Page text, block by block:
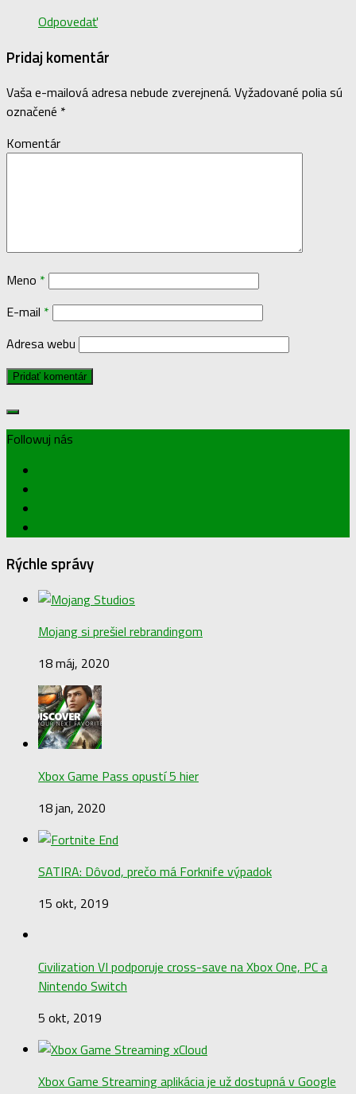
Odpovedať
Pridaj komentár
Vaša e-mailová adresa nebude zverejnená. Vyžadované polia sú
označené *
Komentár
Meno *
E-mail *
Adresa webu
Followuj nás
Rýchle správy
Mojang si prešiel rebrandingom
18 máj, 2020
Xbox Game Pass opustí 5 hier
18 jan, 2020
SATIRA: Dôvod, prečo má Forknife výpadok
15 okt, 2019
Civilization VI podporuje cross-save na Xbox One, PC a
Nintendo Switch
5 okt, 2019
Xbox Game Streaming aplikácia je už dostupná v Google